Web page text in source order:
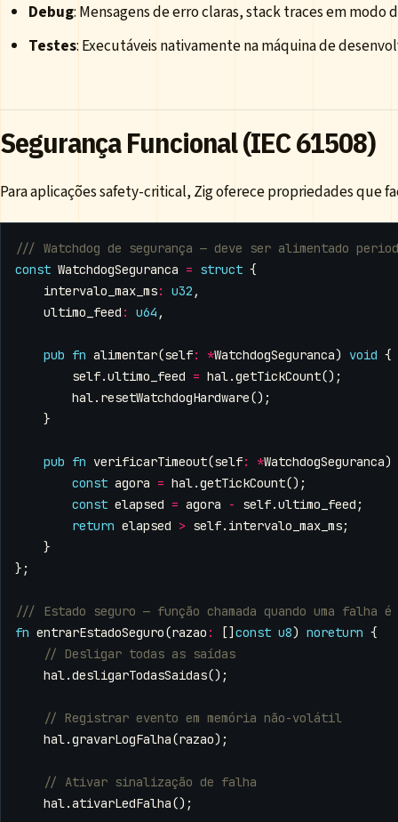
Debug: Mensagens de erro claras, stack traces em modo
Testes: Executáveis nativamente na máquina de
Segurança Funcional (IEC 61508)
Para aplicações safety-critical, Zig oferece propriedades que
const WatchdogSeguranca = struct {
intervalo_max_ms: u32 ,
ultimo_feed : u64 ,
pub fn alimentar(self: *WatchdogSeguranca) void {
self.ultimo_feed = hal.getTickCount();
hal. resetWatchdogHardware();
}
pub fn verificarTimeout(self: *WatchdogSeguranca)
const agora = hal.getTickCount();
const elapsed = agora - self.ultimo_feed ;
return elapsed > self. intervalo_max_ms;
}
};
fn entrarEstadoSeguro(razao : [] const u8) noreturn {
hal.desligarTodasSaidas();
hal.gravarLogFalha(razao);
hal.ativarLedFalha();